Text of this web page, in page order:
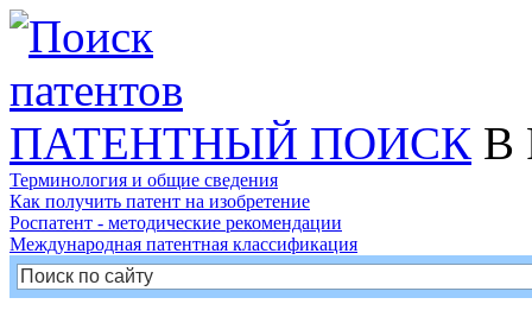
ПАТЕНТНЫЙ ПОИСК В
Терминология и общие сведения
Как получить патент на изобретение
Роспатент - методические рекомендации
Международная патентная классификация